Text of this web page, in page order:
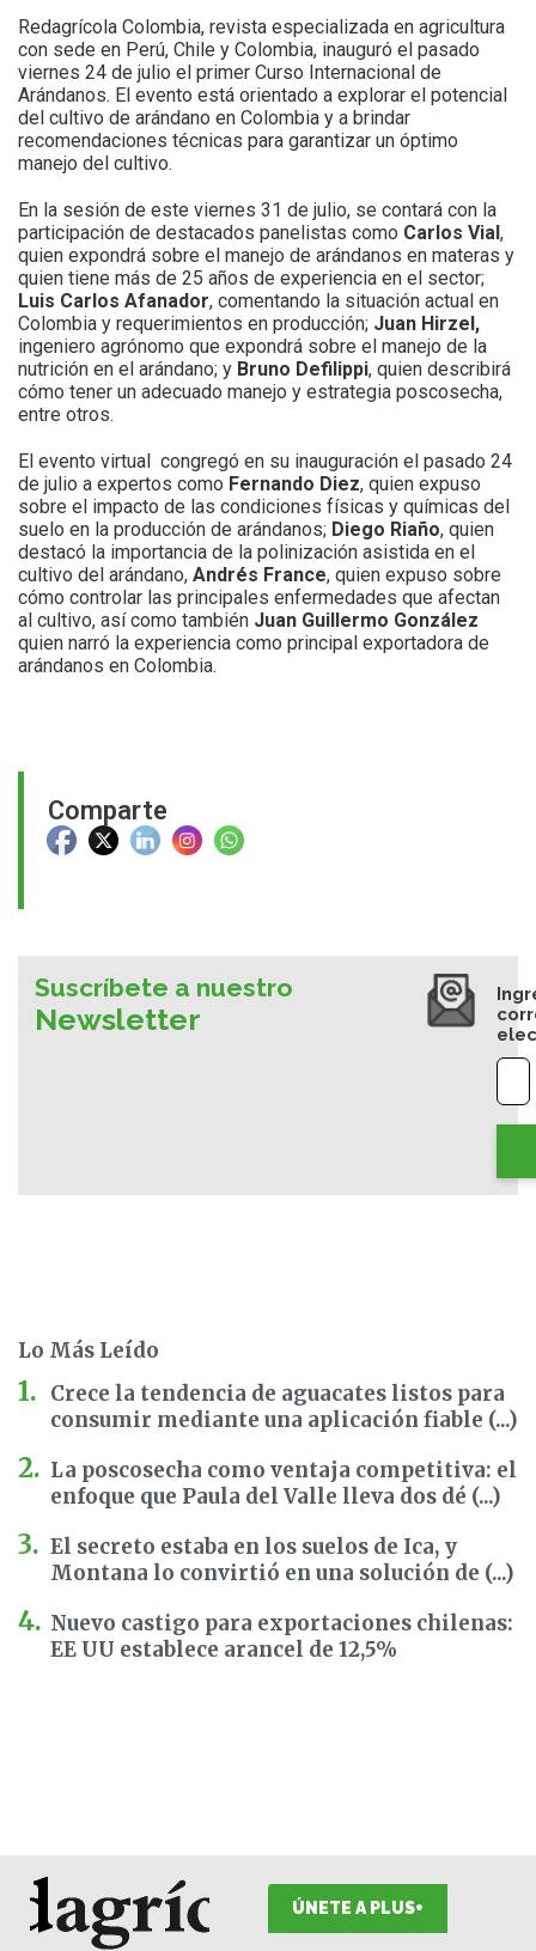
Comparte
Redagrícola Colombia, revista especializada en agricultura
con sede en Perú, Chile y Colombia, inauguró el pasado
viernes 24 de julio el primer Curso Internacional de
Arándanos. El evento está orientado a explorar el potencial
del cultivo de arándano en Colombia y a brindar
recomendaciones técnicas para garantizar un óptimo
manejo del cultivo.
En la sesión de este viernes 31 de julio, se contará con la
participación de destacados panelistas como Carlos Vial,
quien expondrá sobre el manejo de arándanos en materas y
quien tiene más de 25 años de experiencia en el sector;
Luis Carlos Afanador, comentando la situación actual en
Colombia y requerimientos en producción; Juan Hirzel,
ingeniero agrónomo que expondrá sobre el manejo de la
nutrición en el arándano; y Bruno Defilippi, quien describirá
cómo tener un adecuado manejo y estrategia poscosecha,
entre otros.
El evento virtual congregó en su inauguración el pasado 24
de julio a expertos como Fernando Diez, quien expuso
sobre el impacto de las condiciones físicas y químicas del
suelo en la producción de arándanos; Diego Riaño, quien
destacó la importancia de la polinización asistida en el
cultivo del arándano, Andrés France, quien expuso sobre
cómo controlar las principales enfermedades que afectan
al cultivo, así como también Juan Guillermo González
quien narró la experiencia como principal exportadora de
arándanos en Colombia.
Suscríbete a nuestro
Newsletter
Lo Más Leído
Crece la tendencia de aguacates listos para
consumir mediante una aplicación fiable (...)
La poscosecha como ventaja competitiva: el
enfoque que Paula del Valle lleva dos dé (...)
El secreto estaba en los suelos de Ica, y
Montana lo convirtió en una solución de (...)
Nuevo castigo para exportaciones chilenas:
EE UU establece arancel de 12,5%
ÚNETE A PLUS+